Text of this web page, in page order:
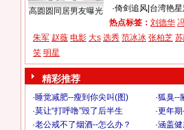
高圆圆同居男友曝光
·倚剑追风| 台湾艳
热点标签： 刘德华
朱军 赵薇 电影 大s 选秀 范冰冰 张柏芝
笑 明星
精彩推荐
·睡觉减肥--瘦到你尖叫(图) ·狐臭--
·莫让“打呼噜”毁了后半生 ·更年
·老公戒不了烟酒--怎么办？ ·涵盖